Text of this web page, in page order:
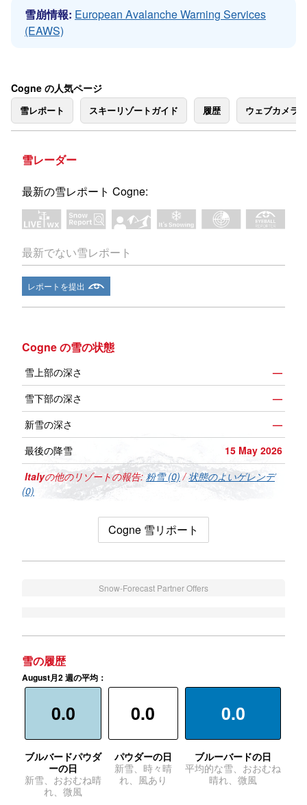
雪崩情報: European Avalanche Warning Services
(EAWS)
Cogne の人気ページ
雪レポート スキーリゾートガイド 履歴 ウェブカメラ
雪レーダー
最新の雪レポート Cogne:
最新でない雪レポート
レポートを提出
Cogne の雪の状態
雪上部の深さ
—
雪下部の深さ
—
新雪の深さ
—
最後の降雪
15 May 2026
Italyの他のリゾートの報告: 粉雪 (0) /状態のよいゲレンデ
(0)
Cogne 雪リポート
Snow-Forecast Partner Offers
雪の履歴
August月2 週の平均：
0.0
ブルバードパウダ
ーの日
新雪、おおむね晴
れ、微風
0.0
パウダーの日
新雪、時々晴
れ、風あり
0.0
ブルーバードの日
平均的な雪、おおむね
晴れ、微風